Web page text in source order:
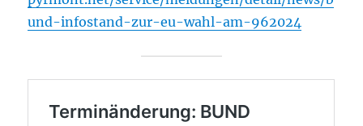
und-infostand-zur-eu-wahl-am-962024